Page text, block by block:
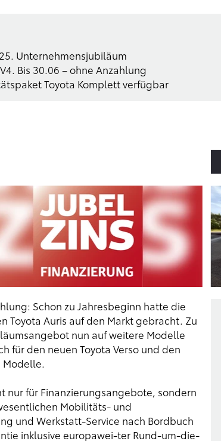
Unternehmensjubiläum
Bis 30.06 – ohne Anzahlung
Toyota Komplett verfügbar
Schon zu Jahresbeginn hatte die
Toyota Auris auf den Markt gebracht. Zu
nun auf weitere Modelle
für den neuen Toyota Verso und den
nur für Finanzierungsangebote, sondern
Mobilitäts- und
und Werkstatt-Service nach Bordbuch
inklusive europawei-ter Rund-um-die-